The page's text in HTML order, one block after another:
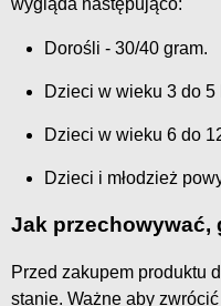
Dorośli - 30/40 gram.
Dzieci w wieku 3 do 5
Dzieci w wieku 6 do
Dzieci i młodzież
Jak przechowywać,
Przed zakupem produktu
stanie. Ważne aby